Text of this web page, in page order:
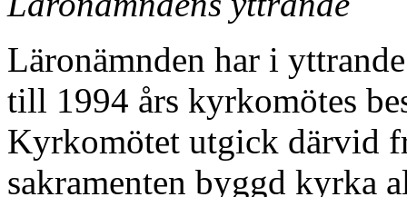
Läronämnden har i
till 1994 års kyrkomötes
Kyrkomötet utgick därvid
sakramenten byggd kyrka